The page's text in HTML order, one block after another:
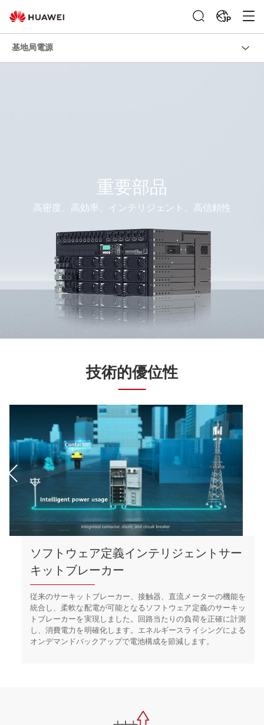
JP
基地局電源
重要部品
高密度、高効率、インテリジェント、高信頼性
技術的優位性
ソフトウェア定義インテリジェントサー
キットブレーカー
従来のサーキットブレーカー、接触器、直流メーターの機能を
統合し、柔軟な配電が可能となるソフトウェア定義のサーキッ
トブレーカーを実現しました。回路当たりの負荷を正確に計測
し、消費電力を明確化します。エネルギースライシングによる
オンデマンドバックアップで電池構成を節減します。